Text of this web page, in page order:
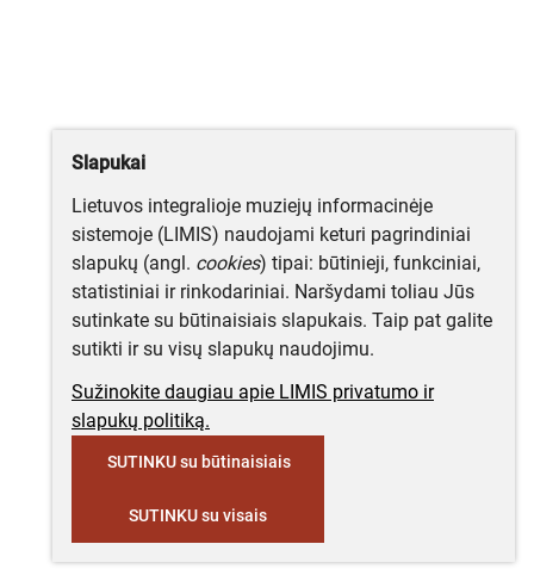
Slapukai
Lietuvos integralioje muziejų informacinėje
sistemoje (LIMIS) naudojami keturi pagrindiniai
slapukų (angl. cookies) tipai: būtinieji, funkciniai,
statistiniai ir rinkodariniai. Naršydami toliau Jūs
sutinkate su būtinaisiais slapukais. Taip pat galite
sutikti ir su visų slapukų naudojimu.
Sužinokite daugiau apie LIMIS privatumo ir
slapukų politiką.
SUTINKU su būtinaisiais
SUTINKU su visais